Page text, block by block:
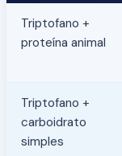
Triptofano +
proteína animal
Triptofano +
carboidrato
simples